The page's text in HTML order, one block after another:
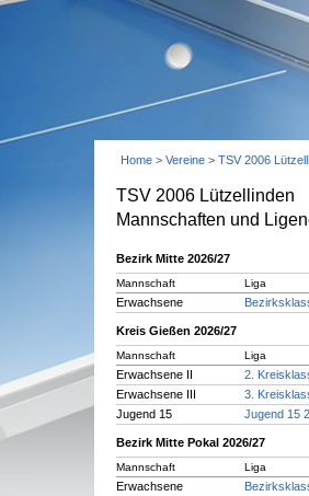
Home > Vereine > TSV 2006
TSV 2006 Lützellinden
Mannschaften und
Bezirk Mitte 2026/27
Mannschaft Liga
Erwachsene
Kreis Gießen 2026/27
Mannschaft Liga
Erwachsene II
2.
Erwachsene III
3.
Jugend 15
Jugend 15
Bezirk Mitte Pokal 2026/27
Mannschaft Liga
Erwachsene